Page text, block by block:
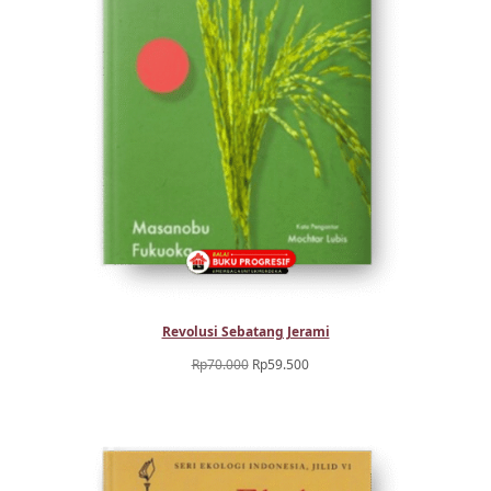
Revolusi Sebatang Jerami
Rp70.000 Harga
Rp59.500Harga
Rp59.500.